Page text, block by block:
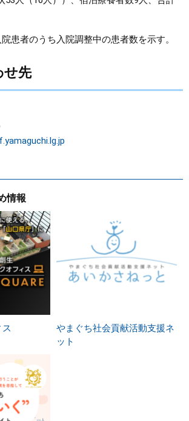
者のうち入院調整中の患者数を示す。
せ先
情報
やまぐち社会貢献活動支援ネ
ット